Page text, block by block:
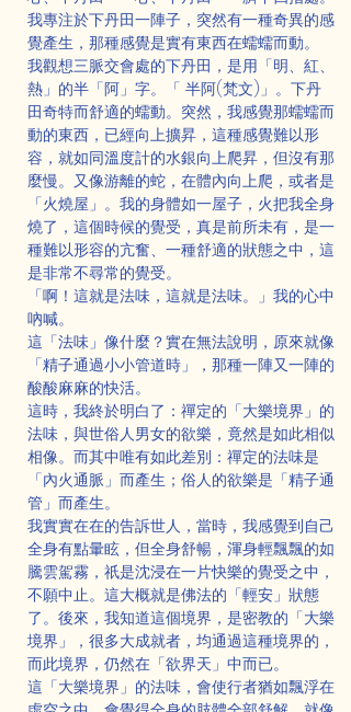
我專注於下丹田一陣子，突然有一種奇異的感
覺產生，那種感覺是實有東西在蠕蠕而動。
我觀想三脈交會處的下丹田，是用「明、紅、
熱」的半「阿」字。「 半阿(梵文)」。下丹
田奇特而舒適的蠕動。突然，我感覺那蠕蠕而
動的東西，已經向上擴昇，這種感覺難以形
容，就如同溫度計的水銀向上爬昇，但沒有那
麼慢。又像游離的蛇，在體內向上爬，或者是
「火燒屋」。我的身體如一屋子，火把我全身
燒了，這個時候的覺受，真是前所未有，是一
種難以形容的亢奮、一種舒適的狀態之中，這
是非常不尋常的覺受。
「啊！這就是法味，這就是法味。」我的心中
吶喊。
這「法味」像什麼？實在無法說明，原來就像
「精子通過小小管道時」，那種一陣又一陣的
酸酸麻麻的快活。
這時，我終於明白了：禪定的「大樂境界」的
法味，與世俗人男女的欲樂，竟然是如此相似
相像。而其中唯有如此差別：禪定的法味是
「內火通脈」而產生；俗人的欲樂是「精子通
管」而產生。
我實實在在的告訴世人，當時，我感覺到自己
全身有點暈眩，但全身舒暢，渾身輕飄飄的如
騰雲駕霧，祇是沈浸在一片快樂的覺受之中，
不願中止。這大概就是佛法的「輕安」狀態
了。後來，我知道這個境界，是密教的「大樂
境界」，很多大成就者，均通過這種境界的，
而此境界，仍然在「欲界天」中而已。
這「大樂境界」的法味，會使行者猶如飄浮在